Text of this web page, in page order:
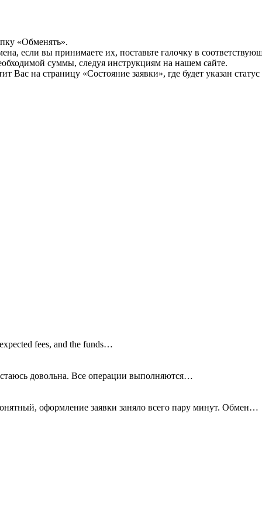
«Обменять».
если вы принимаете их, поставьте галочку в
суммы, следуя инструкциям на нашем сайте.
Вас на страницу «Состояние заявки», где будет указан
fees, and the funds…
довольна. Все операции выполняются…
оформление заявки заняло всего пару минут. Обмен…